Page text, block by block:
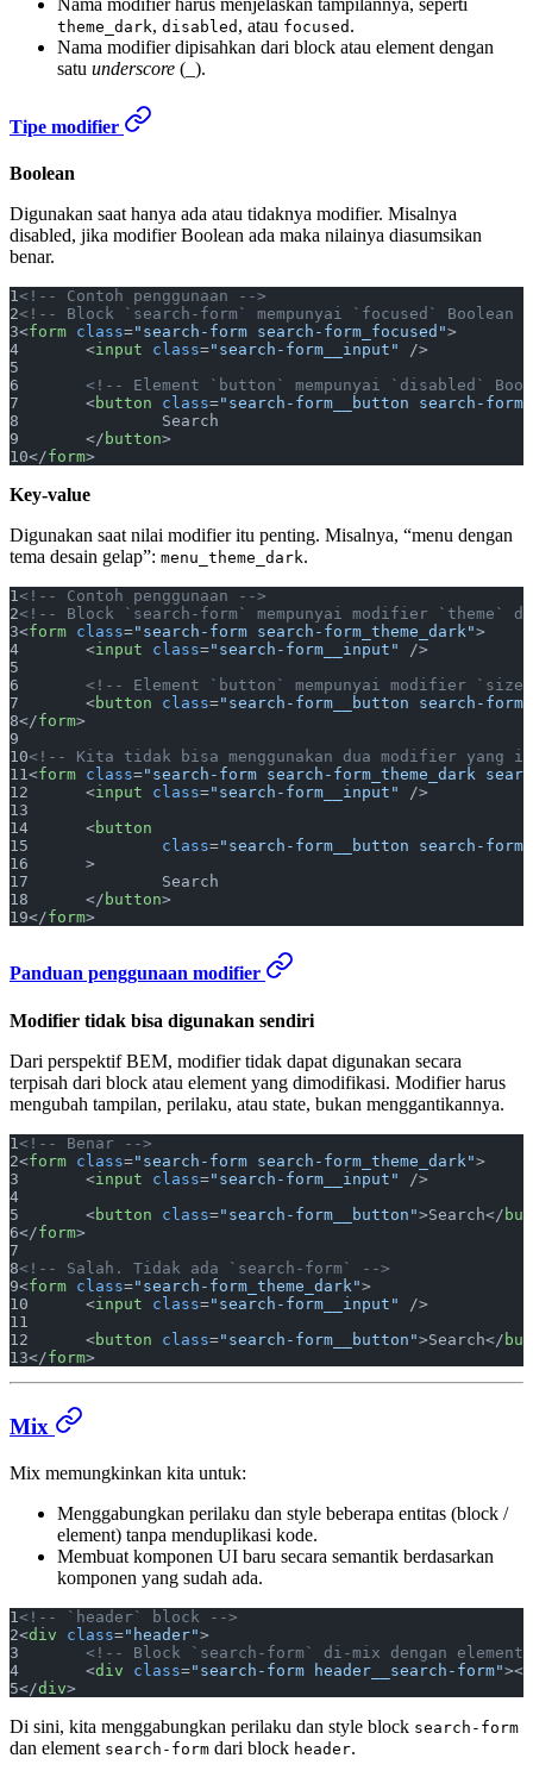
theme_dark, disabled , atau focused .
Nama modifier dipisahkan dari block atau element dengan
satu underscore (_).
Tipe modifier
Boolean
Digunakan saat hanya ada atau tidaknya modifier. Misalnya
disabled, jika modifier Boolean ada maka nilainya diasumsikan
benar.
<!-- Contoh penggunaan -->
<!-- Block `search-form` mempunyai `focused` Boolean
<form class="search-form search-form_focused">
	<
input class="search-form__input"
/>
<!-- Element `button` mempunyai `disabled`
	<
button class="search-form__button search-
		Search
	</
button>
</form>
Key-value
Digunakan saat nilai modifier itu penting. Misalnya, “menu dengan
tema desain gelap”: menu_theme_dark.
<!-- Contoh penggunaan -->
<!-- Block `search-form` mempunyai modifier `theme`
<form class="search-form search-form_theme_dark">
	<
input class="search-form__input"
/>
<!-- Element `button` mempunyai modifier
	<
button class="search-form__button search-
</form>
<!-- Kita tidak bisa menggunakan dua modifier yang
<form class="search-form search-form_theme_dark
	<
input class="search-form__input"
/>
	<
button
		class
="search-form__button search-
	>
		Search
	</
button>
</form>
Panduan penggunaan modifier
Modifier tidak bisa digunakan sendiri
Dari perspektif BEM, modifier tidak dapat digunakan secara
terpisah dari block atau element yang dimodifikasi. Modifier harus
mengubah tampilan, perilaku, atau state, bukan menggantikannya.
<!-- Benar -->
<form class="search-form search-form_theme_dark">
	<
input class="search-form__input"
/>
	<
button class="search-form__button">Search</
</form>
<!-- Salah. Tidak ada `search-form` -->
<form class="search-form_theme_dark">
	<
input class="search-form__input"
/>
	<
button class="search-form__button">Search</
</form>
Mix
Mix memungkinkan kita untuk:
Menggabungkan perilaku dan style beberapa entitas (block /
element) tanpa menduplikasi kode.
Membuat komponen UI baru secara semantik berdasarkan
komponen yang sudah ada.
<!-- `header` block -->
<div class="header">
<!-- Block `search-form` di-mix dengan
	<
div class="search-form header__search-form"></
</div>
Di sini, kita menggabungkan perilaku dan style block search-form
dan element search-form dari block header.